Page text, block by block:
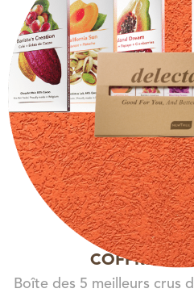
COFFRET
Boîte des 5 meilleurs crus